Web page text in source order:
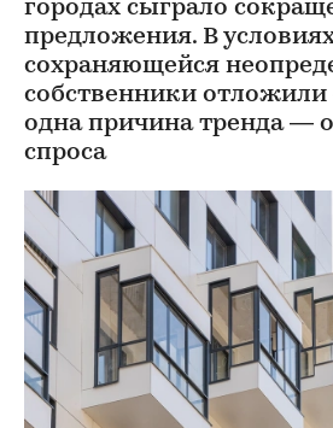
городах сыграло
предложения. В
сохраняющейся
собственники отложили
одна причина тренда —
спроса